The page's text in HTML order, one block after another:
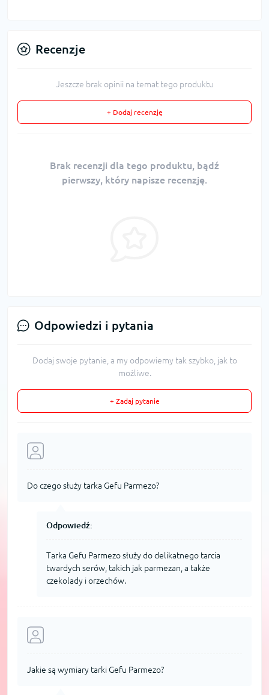
Recenzje
Jeszcze brak opinii na temat tego produktu
+ Dodaj recenzję
Brak recenzji dla tego produktu, bądź
pierwszy, który napisze recenzję.
Odpowiedzi i pytania
Dodaj swoje pytanie, a my odpowiemy tak szybko, jak to
możliwe.
+ Zadaj pytanie
Do czego służy tarka Gefu Parmezo?
Odpowiedź:
Tarka Gefu Parmezo służy do delikatnego tarcia
twardych serów, takich jak parmezan, a także
czekolady i orzechów.
Jakie są wymiary tarki Gefu Parmezo?